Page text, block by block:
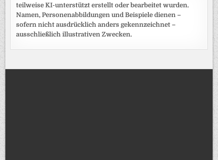
teilweise KI-unterstützt erstellt oder bearbeitet wurden.
Namen, Personenabbildungen und Beispiele dienen –
sofern nicht ausdrücklich anders gekennzeichnet –
ausschließlich illustrativen Zwecken.